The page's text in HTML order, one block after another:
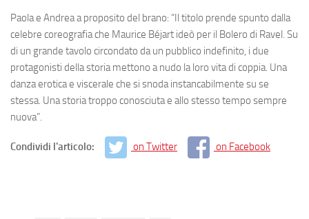
Paola e Andrea a proposito del brano: “Il titolo prende spunto dalla
celebre coreografia che Maurice Béjart ideò per il Bolero di Ravel. Su
di un grande tavolo circondato da un pubblico indefinito, i due
protagonisti della storia mettono a nudo la loro vita di coppia. Una
danza erotica e viscerale che si snoda instancabilmente su se
stessa. Una storia troppo conosciuta e allo stesso tempo sempre
nuova”.
Condividi l'articolo: on Twitter on Facebook